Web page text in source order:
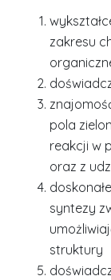
zakresu
pola
reakcji w
oraz z
syntezy
struktury